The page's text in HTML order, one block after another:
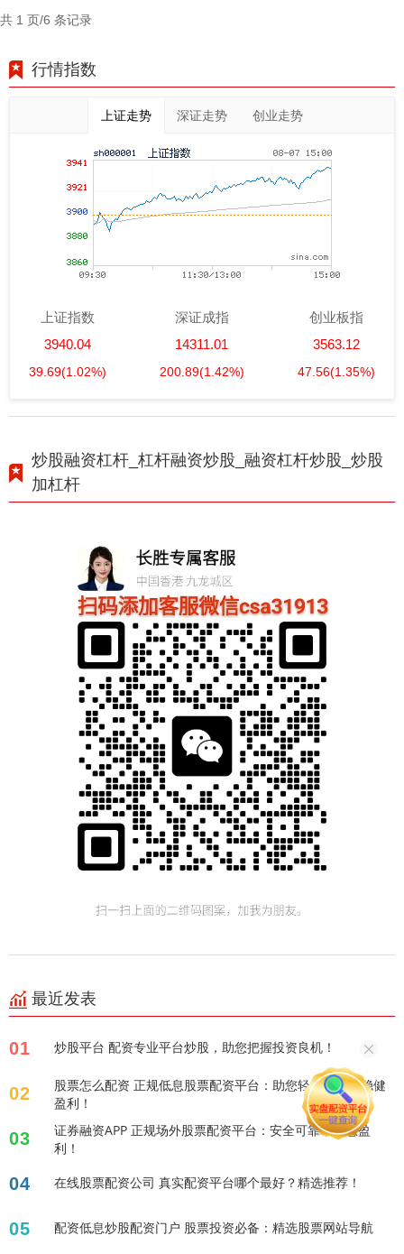
共 1 页/6 条记录
行情指数
上证走势 深证走势 创业走势
上证指数
3940.04
39.69(1.02%)
深证成指
14311.01
200.89(1.42%)
创业板指
3563.12
47.56(1.35%)
炒股融资杠杆_杠杆融资炒股_融资杠杆炒股_炒股
加杠杆
最近发表
01 炒股平台 配资专业平台炒股，助您把握投资良机！
02
股票怎么配资 正规低息股票配资平台：助您轻松投资，稳健
盈利！
03
证券融资APP 正规场外股票配资平台：安全可靠，助您盈
利！
04 在线股票配资公司 真实配资平台哪个最好？精选推荐！
05 配资低息炒股配资门户 股票投资必备：精选股票网站导航